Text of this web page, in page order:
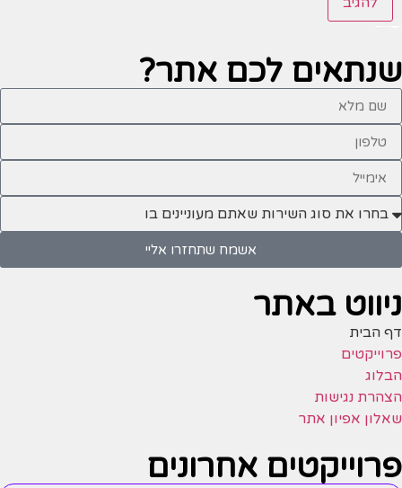
שנתאים לכם אתר?
אשמח שתחזרו אליי
ניווט באתר
דף הבית
פרוייקטים
הבלוג
הצהרת נגישות
שאלון אפיון אתר
פרוייקטים אחרונים